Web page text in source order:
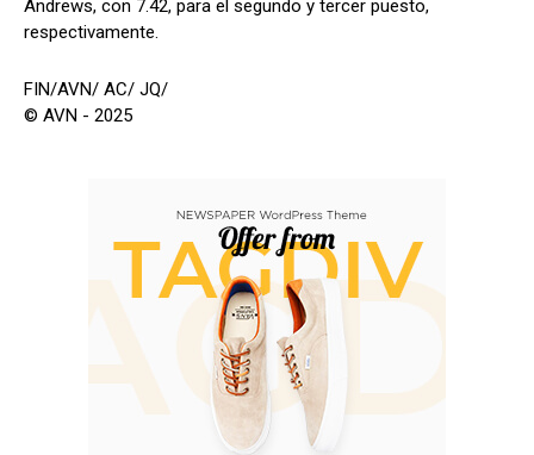
Andrews, con 7.42, para el segundo y tercer puesto,
respectivamente.
FIN/AVN/ AC/ JQ/
© AVN - 2025